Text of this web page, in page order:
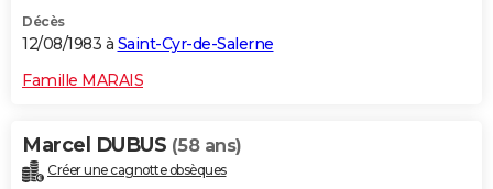
Décès
12/08/1983 à Saint-Cyr-de-Salerne
Famille MARAIS
Marcel DUBUS (58 ans)
Créer une cagnotte obsèques